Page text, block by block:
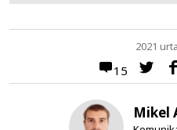
15
2021
Mikel